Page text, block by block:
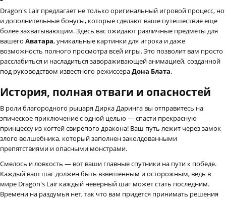
Dragon's Lair предлагает не только оригинальный игровой процесс, но
и дополнительные бонусы, которые сделают ваше путешествие еще
более захватывающим. Здесь вас ожидают различные предметы для
вашего Аватара, уникальные картинки для игрока и даже
возможность полного просмотра всей игры. Это позволит вам просто
расслабиться и насладиться завораживающей анимацией, созданной
под руководством известного режиссераДона Блата.
История, полная отваги и опасностей
В роли благородного рыцаря Дирка Даринга вы отправитесь на
эпическое приключение с одной целью — спасти прекрасную
принцессу из когтей свирепого дракона! Ваш путь лежит через замок
злого волшебника, который заполнен заколдованными
препятствиями и опасными монстрами.
Смелось и ловкость — вот ваши главные спутники на пути к победе.
Каждый ваш шаг должен быть взвешенным и осторожным, ведь в
мире Dragon's Lair каждый неверный шаг может стать последним.
Времени на раздумья нет, так что вам придется принимать решения